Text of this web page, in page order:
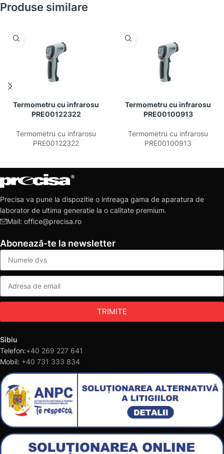
Produse similare
Termometru cu infrarosu
PRE00122322
Termometru cu infrarosu
PRE00122322
Termometru cu infrarosu
PRE00100913
Termometru cu infrarosu
PRE00100913
Precisa va pune la dispozitie o intreaga gama de aparatura de
laborator de ultima generatie la o calitate premium.
Mail: office@precisa.ro
Abonează-te la newsletter
TRIMITE
Sibiu
Telefon:+40 269 227 641
Mobil: +40 731 333 834